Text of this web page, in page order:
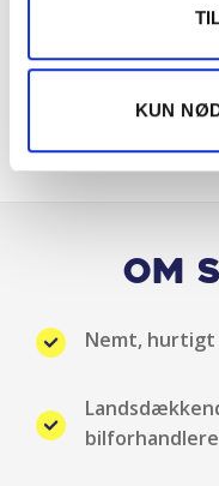
KUN
Håndfri telefon
Head-up display
Kørecomputer
Om
Nemt, hurtigt
bilforhandlere